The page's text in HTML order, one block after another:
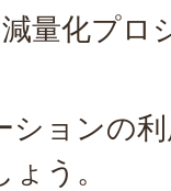
量化プロ
ションの
う。